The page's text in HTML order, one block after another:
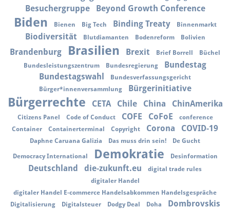
Besuchergruppe Beyond Growth Conference
Biden Bienen Big Tech Binding Treaty Binnenmarkt
Biodiversität Blutdiamanten Bodenreform Bolivien
Brandenburg Brasilien Brexit Brief Borrell
Büchel
Bundesleistungszentrum
Bundesregierung
Bundestag
Bundestagswahl
Bundesverfassungsgericht
Bürger*innenversammlung
Bürgerinitiative
Bürgerrechte CETA Chile China ChinAmerika
Citizens Panel Code of Conduct COFE CoFoE
conference
Container
Containerterminal Copyright Corona COVID-19
Daphne Caruana Galizia Das muss drin sein! De Gucht
Democracy International Demokratie Desinformation
Deutschland die-zukunft.eu
digital trade rules
digitaler Handel
digitaler Handel E-commerce Handelsabkommen Handelsgespräche
Digitalisierung
Digitalsteuer Dodgy Deal Doha Dombrovskis